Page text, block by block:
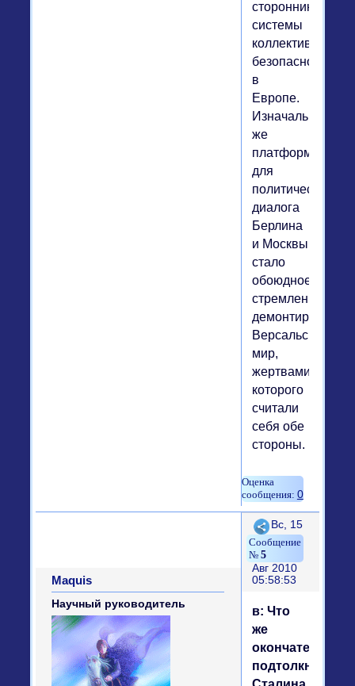
сторонником
системы
коллективной
безопасности
в
Европе.
Изначальной
же
платформой
для
политического
диалога
Берлина
и Москвы
стало
обоюдное
стремление
демонтировать
Версальский
мир,
жертвами
которого
считали
себя обе
стороны.
0
Поделиться
5
Вс, 15
Авг 2010
05:58:53
Maquis
Научный руководитель
в: Что
же
окончательно
подтолкнуло